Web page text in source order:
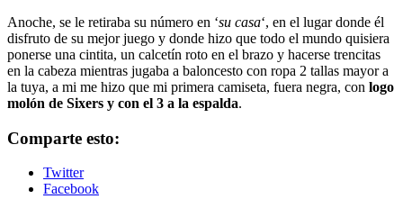
Anoche, se le retiraba su número en ‘su casa‘, en el lugar donde él
disfruto de su mejor juego y donde hizo que todo el mundo quisiera
ponerse una cintita, un calcetín roto en el brazo y hacerse trencitas
en la cabeza mientras jugaba a baloncesto con ropa 2 tallas mayor a
la tuya, a mi me hizo que mi primera camiseta, fuera negra, con logo
molón de Sixers y con el 3 a la espalda.
Comparte esto:
Twitter
Facebook